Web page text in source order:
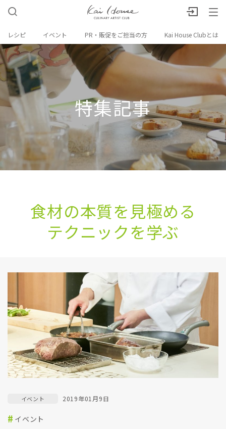
レシピ イベント PR・販促をご担当の方 Kai House Clubとは
特集記事
食材の​本質を​見極める​
テクニックを​学ぶ
イベント 2019年01月9日
イベント